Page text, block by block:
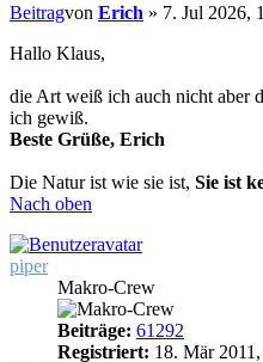
Beitragvon Erich » 7. Jul 2026,
Hallo Klaus,
die Art weiß ich auch nicht aber
ich gewiß.
Beste Grüße, Erich
Die Natur ist wie sie ist, Sie ist
Nach oben
piper
Makro-Crew
Beiträge: 61292
Registriert: 18. Mär